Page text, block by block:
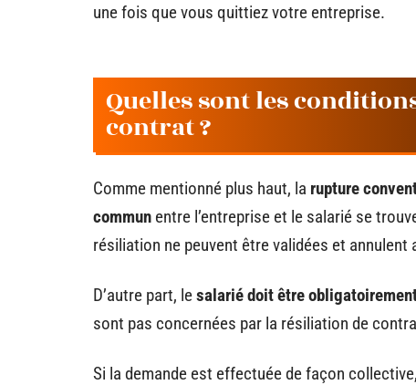
une fois que vous quittiez votre entreprise.
Quelles sont les
contrat ?
Comme mentionné plus haut, la rupture
commun entre l’entreprise et le salarié se
résiliation ne peuvent être validées et
D’autre part, lesalarié doit être
sont pas concernées par la résiliation de
Si la demande est effectuée de façon